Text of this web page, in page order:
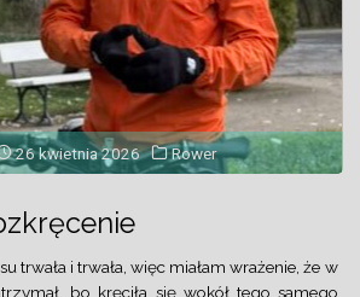
26 kwietnia 2026 Rower
trwała i trwała, więc miałam wrażenie, że w
bo kręciła się wokół tego samego